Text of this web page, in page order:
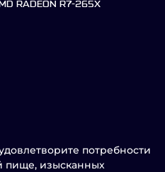
RADEON R7-265X
потребности
пище, изысканных